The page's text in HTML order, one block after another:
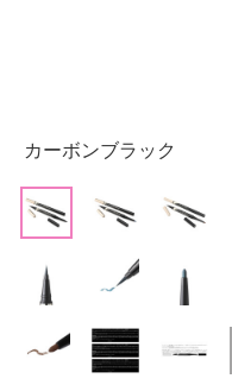
カーボンブラック